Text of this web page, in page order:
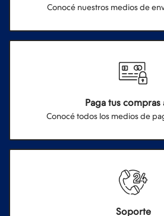
Conocé nuestros medios de
Paga tus compras
Conocé todos los medios de
Soporte